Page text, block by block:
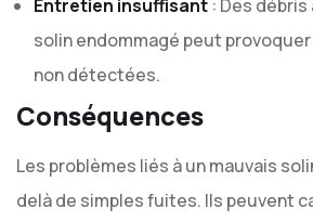
Entretien insuffisant : Des
solin endommagé peut
non détectées.
Conséquences
Les problèmes liés à un mauvais
delà de simples fuites. Ils peuvent